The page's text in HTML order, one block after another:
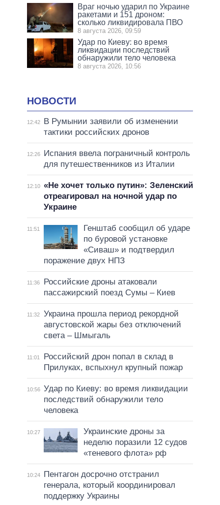
Враг ночью ударил по Украине
ракетами и 151 дроном:
сколько ликвидировала ПВО
8 августа 2026, 09:59
Удар по Киеву: во время
ликвидации последствий
обнаружили тело человека
8 августа 2026, 10:56
НОВОСТИ
12:42
В Румынии заявили об изменении
тактики российских дронов
12:26
Испания ввела пограничный контроль
для путешественников из Италии
12:10 «Не хочет только путин»: Зеленский
отреагировал на ночной удар по
Украине
11:51
Генштаб сообщил об ударе
по буровой установке
«Сиваш» и подтвердил
поражение двух НПЗ
11:36
Российские дроны атаковали
пассажирский поезд Сумы – Киев
11:32
Украина прошла период рекордной
августовской жары без отключений
света – Шмыгаль
11:01
Российский дрон попал в склад в
Прилуках, вспыхнул крупный пожар
10:56 Удар по Киеву: во время ликвидации
последствий обнаружили тело
человека
10:27
Украинские дроны за
неделю поразили 12 судов
«теневого флота» рф
10:24
Пентагон досрочно отстранил
генерала, который координировал
поддержку Украины